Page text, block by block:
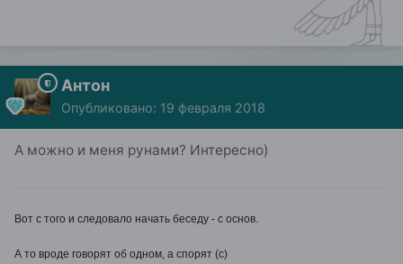
Антон
Опубликовано: 19 февраля 2018
А можно и меня рунами? Интересно)
Вот с того и следовало начать беседу - с основ.
А то вроде говорят об одном, а спорят (с)